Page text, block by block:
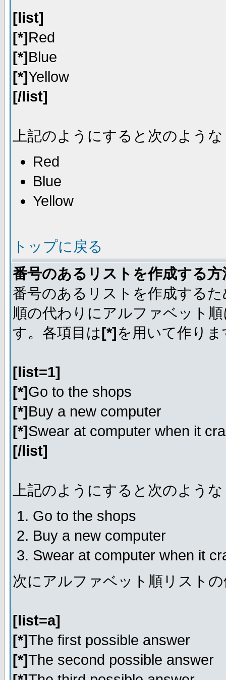
[list]
[*]Red
[*]Blue
[*]Yellow
[/list]
上記のようにすると次のよう
Red
Blue
Yellow
トップに戻る
番号のあるリストを作成する方
番号のあるリストを作成する
順の代わりにアルファベット
す。各項目は[*]を用いて作り
[list=1]
[*]Go to the shops
[*]Buy a new computer
[*]Swear at computer when it
[/list]
上記のようにすると次のよう
Go to the shops
Buy a new computer
Swear at computer when it
次にアルファベット順リスト
[list=a]
[*]The first possible answer
[*]The second possible answer